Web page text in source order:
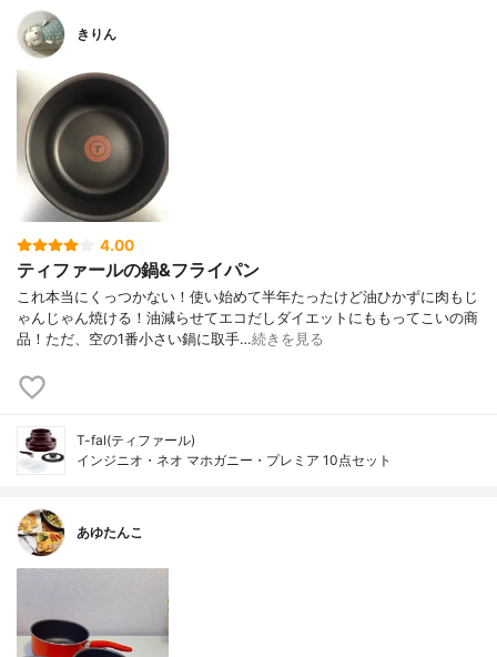
きりん
4.00
ティファールの鍋&フライパン
これ本当にくっつかない！使い始めて半年たったけど油ひかずに肉もじ
ゃんじゃん焼ける！油減らせてエコだしダイエットにももってこいの商
品！ただ、空の1番小さい鍋に取手…続きを見る
T-fal(ティファール)
インジニオ・ネオ マホガニー・プレミア 10点セット
あゆたんこ